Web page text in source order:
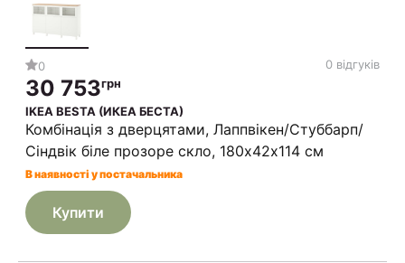
0 0 відгуків
30 753грн
IKEA BESTA (ИКЕА БЕСТА)
Комбінація з дверцятами, Лаппвікен/Стуббарп/
Сіндвік біле прозоре скло, 180х42х114 см
В наявності у постачальника
Купити